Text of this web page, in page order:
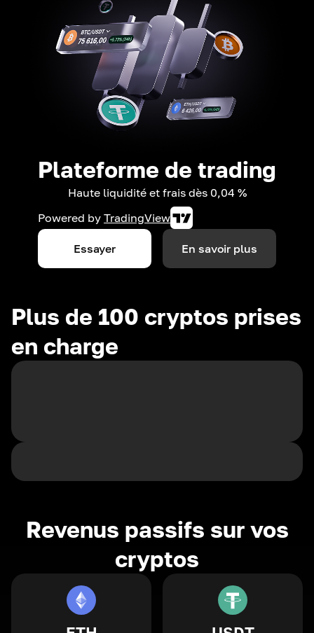
Plateforme de trading
Haute liquidité et frais dès 0,04 %
Powered by TradingView
Essayer En savoir plus
Plus de 100 cryptos prises
en charge
Revenus passifs sur vos
cryptos